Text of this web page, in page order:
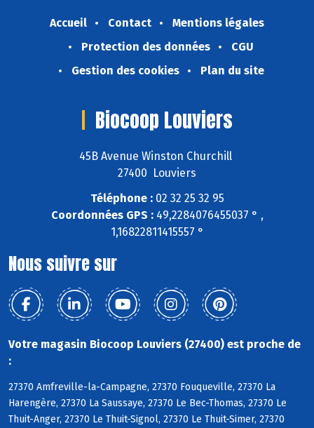
Accueil Contact
Mentions légales
Protection des données
CGU
Gestion des cookies
Plan du site
Biocoop Louviers
45B Avenue Winston Churchill
27400 Louviers
Téléphone :02 32 25 32 95
Coordonnées GPS :49,2284076455037 ° ,
1,16822811415557 °
Nous suivre sur
Votre magasin Biocoop Louviers (27400) est proche de
:
27370 Amfreville-la-Campagne, 27370 Fouqueville, 27370 La
Harengère, 27370 La Saussaye, 27370 Le Bec-Thomas, 27370 Le
Thuit-Anger, 27370 Le Thuit-Signol, 27370 Le Thuit-Simer, 27370